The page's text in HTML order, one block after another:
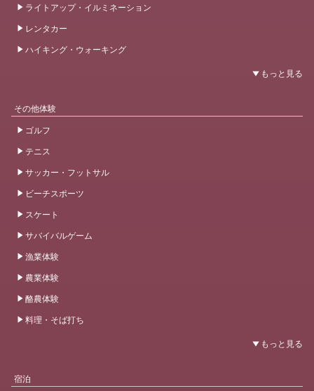
ライトアップ・イルミネーション
レンタカー
ハイキング・ウォーキング
その他体験
ゴルフ
テニス
サッカー・フットサル
ビーチスポーツ
スケート
サバイバルゲーム
漁業体験
農業体験
酪農体験
料理・そば打ち
宿泊